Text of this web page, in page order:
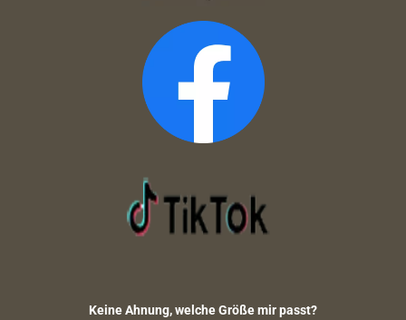
Keine Ahnung, welche Größe mir passt?